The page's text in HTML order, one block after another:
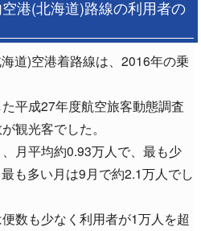
港(北海道)路線の利用者の
道)空港着路線は、2016年の乗
平成27年度航空旅客動態調査
観光客でした。
月平均約0.93万人で、最も少
も多い月は9月で約2.1万人でし
数も少なく利用者が1万人を超